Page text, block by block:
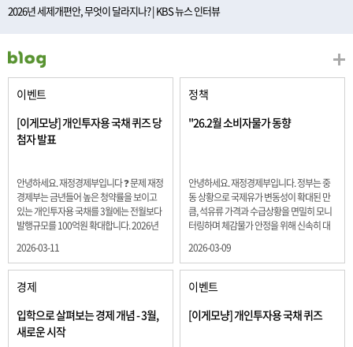
2026년 세제개편안, 무엇이 달라지나? | KBS 뉴스 인터뷰
이벤트
[이게모냥] 개인투자용 국채 퀴즈 당
첨자 발표
안녕하세요. 재정경제부입니다 ❓ 문제 재정
경제부는 금년들어 높은 청약률을 보이고
있는 개인투자용 국채를 3월에는 전월보다
발행규모를 100억원 확대합니다. 2026년
5년물 600억원, 10년물 900억원, 20년물
300억원입니다. 그렇다면 3월 개인투자용
국채의 총 발행 예정 금액은 얼마일까요??
보기 ① 1,600억원 ② 1,700억원 ③ 1,800
억원 ④ 2,000억원 정답 : 1,800억원 참여해
주신 모든 분들 감사합니다! 당첨자분들에
게는 지난 이벤트 블로그 게시글에 비밀댓
2026-03-11
정책
"26.2월 소비자물가 동향
안녕하세요. 재정경제부입니다. 정부는 중
동 상황으로 국제유가 변동성이 확대된 만
큼, 석유류 가격과 수급상황을 면밀히 모니
터링하며 체감물가 안정을 위해 신속히 대
료품과 에너지를 제외하고 추세적 흐름을
보여주는 근원물가는 2.3% 상승 향후 지정
학적 요인, 기상여건 등 불확실성이 있는 만
큼, 정부는 체감물가 안정을 위해 총력을 다
할 계획입니다. 특히, 최근 중동 상황으로 국
제유가 변동성이 확대된 만큼, 석유류 가격･
2026-03-09
경제
입학으로 살펴보는 경제 개념 - 3월,
새로운 시작
이벤트
[이게모냥] 개인투자용 국채 퀴즈